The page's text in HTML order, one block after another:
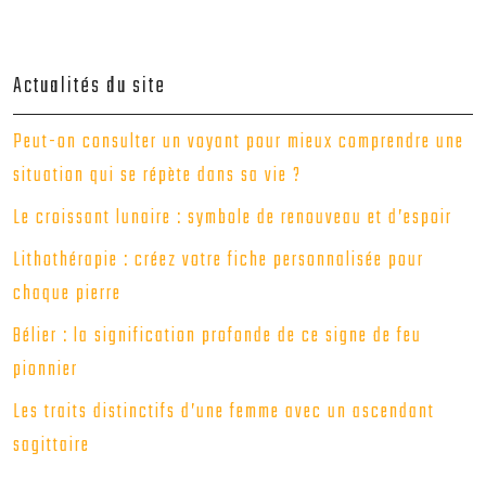
Actualités du site
Peut-on consulter un voyant pour mieux comprendre une
situation qui se répète dans sa vie ?
Le croissant lunaire : symbole de renouveau et d’espoir
Lithothérapie : créez votre fiche personnalisée pour
chaque pierre
Bélier : la signification profonde de ce signe de feu
pionnier
Les traits distinctifs d’une femme avec un ascendant
sagittaire